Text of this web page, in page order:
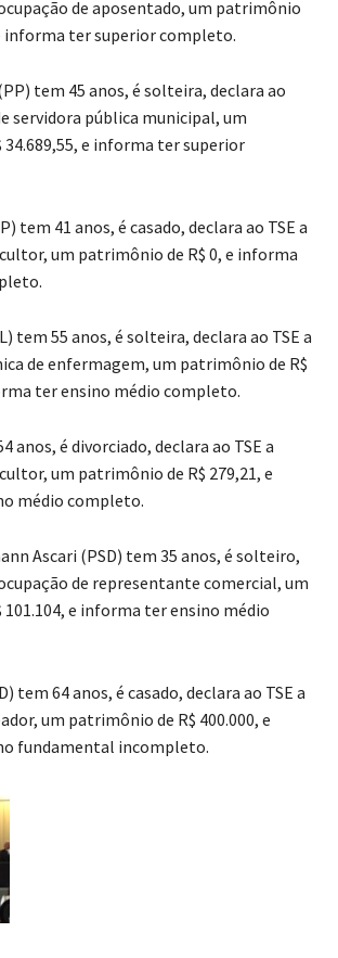
de aposentado, um patrimônio
informa ter superior completo.
tem 45 anos, é solteira, declara ao
servidora pública municipal, um
e informa ter superior
tem 41 anos, é casado, declara ao TSE a
um patrimônio de R$ 0, e informa
tem 55 anos, é solteira, declara ao TSE a
de enfermagem, um patrimônio de R$
ter ensino médio completo.
anos, é divorciado, declara ao TSE a
um patrimônio de R$ 279,21, e
médio completo.
Ascari (PSD) tem 35 anos, é solteiro,
de representante comercial, um
e informa ter ensino médio
tem 64 anos, é casado, declara ao TSE a
um patrimônio de R$ 400.000, e
fundamental incompleto.